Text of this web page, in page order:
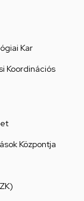
Kar
Koordinációs
Központja